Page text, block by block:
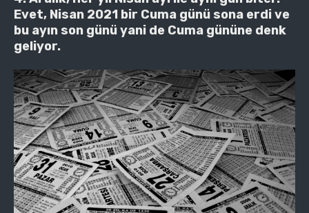
Evet, Nisan 2021 bir Cuma günü sona erdi ve
bu ayın son günü yani de Cuma gününe denk
geliyor.